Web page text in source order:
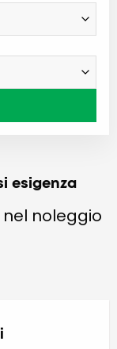
esigenza
noleggio